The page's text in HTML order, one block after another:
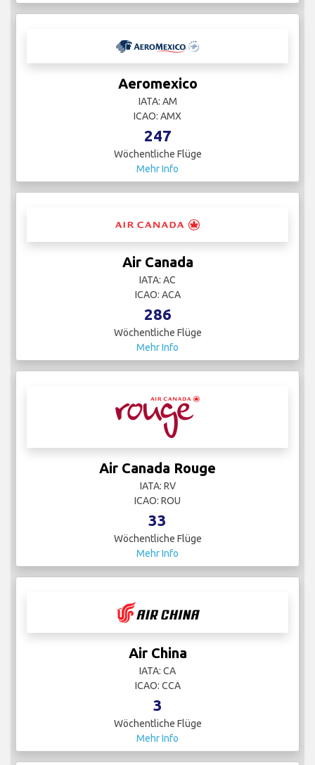
Aeromexico
IATA: AM
ICAO: AMX
247
Wöchentliche Flüge
Mehr Info
Air Canada
IATA: AC
ICAO: ACA
286
Wöchentliche Flüge
Mehr Info
Air Canada Rouge
IATA: RV
ICAO: ROU
33
Wöchentliche Flüge
Mehr Info
Air China
IATA: CA
ICAO: CCA
3
Wöchentliche Flüge
Mehr Info